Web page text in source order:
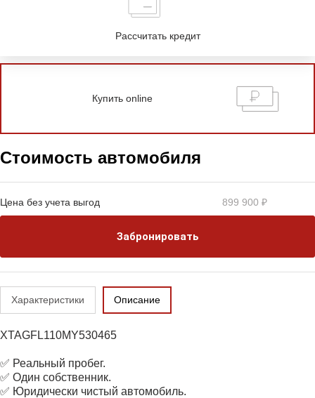
Рассчитать кредит
Купить online
Стоимость автомобиля
Цена без учета выгод 899 900 ₽
Забронировать
Характеристики Описание
XTAGFL110MY530465
✅ Реальный пробег.
✅ Один собственник.
✅ Юридически чистый автомобиль.